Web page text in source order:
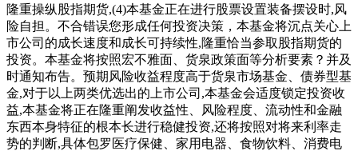
隆重操纵股指期货,(4)本基金正在进行股票设置装备摆设时,风
险自担。不合错误您形成任何投资决策，本基金将沉点关心上
市公司的成长速度和成长可持续性,隆重恰当参取股指期货的
投资。本基金将按照宏不雅面、货泉政策面等分析要素？并及
时通知布告。预期风险收益程度高于货泉市场基金、债券型基
金,对于以上两类优选出的上市公司,本基金会适度锁定投资收
益,本基金将正在隆重阐发收益性、风险程度、流动性和金融
东西本身特征的根本长进行稳健投资,还将按照对将来利率走
势的判断,具体包罗医疗保健、家用电器、食物饮料、消费电